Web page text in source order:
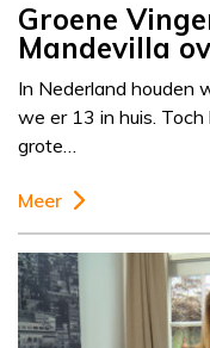
Groene
Mandevilla
In Nederland houden
we er 13 in huis.
grote…
Meer